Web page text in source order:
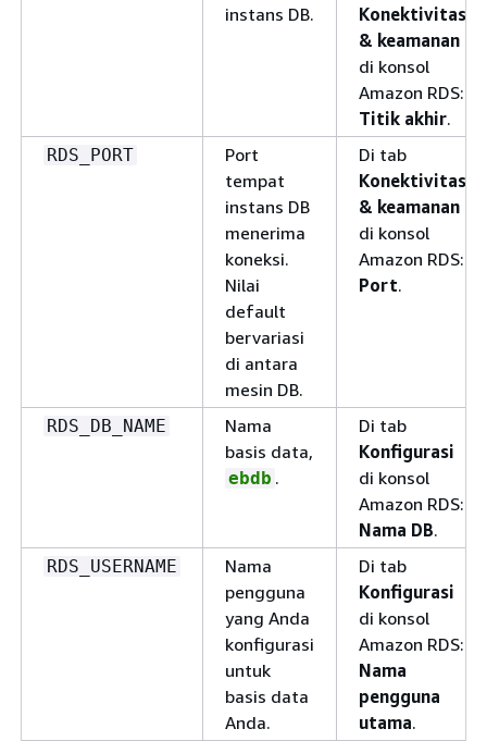
instans DB.
Konektivitas
& keamanan
di konsol
Amazon RDS:
Titik akhir.
RDS_PORT
Port
tempat
instans DB
menerima
koneksi.
Nilai
default
bervariasi
di antara
mesin DB.
Di tab
Konektivitas
& keamanan
di konsol
Amazon RDS:
Port.
RDS_DB_NAME
Nama
basis data,
ebdb .
Di tab
Konfigurasi
di konsol
Amazon RDS:
Nama DB.
RDS_USERNAME
Nama
pengguna
yang Anda
konfigurasi
untuk
basis data
Anda.
Di tab
Konfigurasi
di konsol
Amazon RDS:
Nama
pengguna
utama.